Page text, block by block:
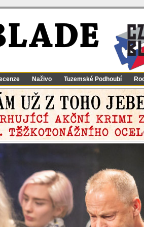
Naživo Tuzemské Podhoubí